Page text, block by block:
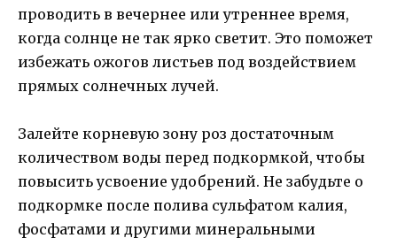
проводить в вечернее или утреннее время,
когда солнце не так ярко светит. Это поможет
избежать ожогов листьев под воздействием
прямых солнечных лучей.
Залейте корневую зону роз достаточным
количеством воды перед подкормкой, чтобы
повысить усвоение удобрений. Не забудьте о
подкормке после полива сульфатом калия,
фосфатами и другими минеральными